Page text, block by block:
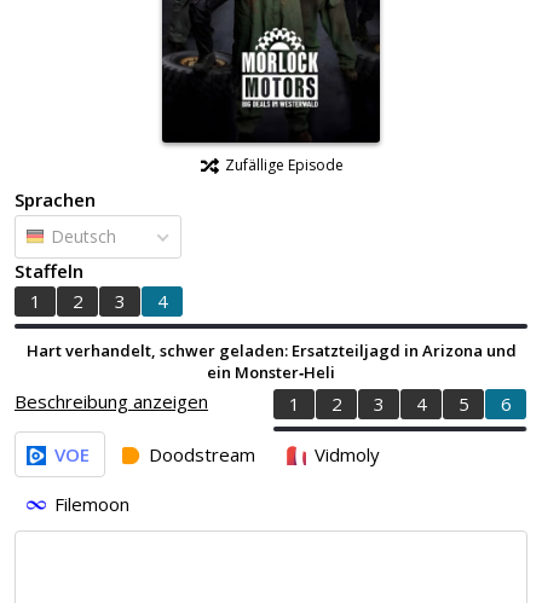
Zufällige Episode
Sprachen
Deutsch
Staffeln
1
2 3 4
Hart verhandelt, schwer geladen: Ersatzteiljagd in Arizona und
ein Monster‑Heli
1 2 3 4 5 6
Beschreibung anzeigen
VOE Doodstream Vidmoly
Filemoon